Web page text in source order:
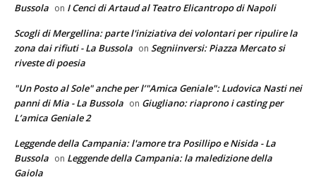
Bussola on I Cenci di Artaud al Teatro Elicantropo di Napoli
Scogli di Mergellina: parte l'iniziativa dei volontari per ripulire la
zona dai rifiuti - La Bussola on Segniinversi: Piazza Mercato si
riveste di poesia
"Un Posto al Sole" anche per l’"Amica Geniale": Ludovica Nasti nei
panni di Mia - La Bussola on Giugliano: riaprono i casting per
L’amica Geniale 2
Leggende della Campania: l'amore tra Posillipo e Nisida - La
Bussola on Leggende della Campania: la maledizione della
Gaiola